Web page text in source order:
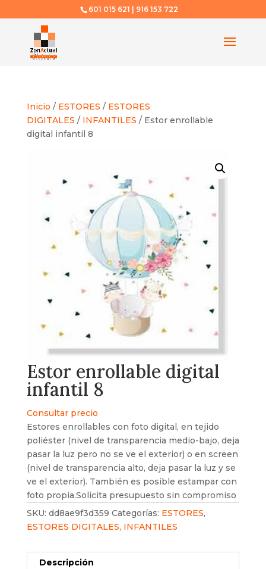
601 015 621 | 916 153 722
Inicio / ESTORES / ESTORES
DIGITALES / INFANTILES / Estor enrollable
digital infantil 8
Estor enrollable digital
infantil 8
Consultar precio
Estores enrollables con foto digital, en tejido
poliéster (nivel de transparencia medio-bajo, deja
pasar la luz pero no se ve el exterior) o en screen
(nivel de transparencia alto, deja pasar la luz y se
ve el exterior). También es posible estampar con
foto propia.Solicita presupuesto sin compromiso
SKU: dd8ae9f3d359 Categorías: ESTORES,
ESTORES DIGITALES, INFANTILES
Descripción